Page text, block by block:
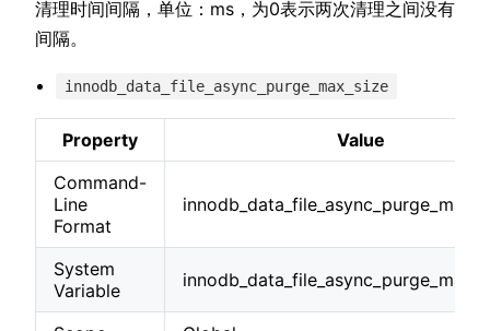
清理时间间隔，单位：ms，为0表示两次清理之间没有
间隔。
innodb_data_file_async_purge_max_size
Property
Value
Command-
Line
Format
System
Variable